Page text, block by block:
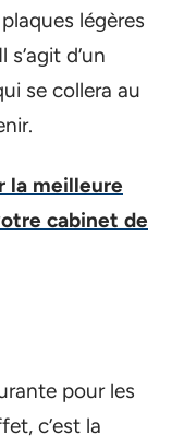
légères
d’un
se collera au
la meilleure
cabinet de
pour les
c’est la